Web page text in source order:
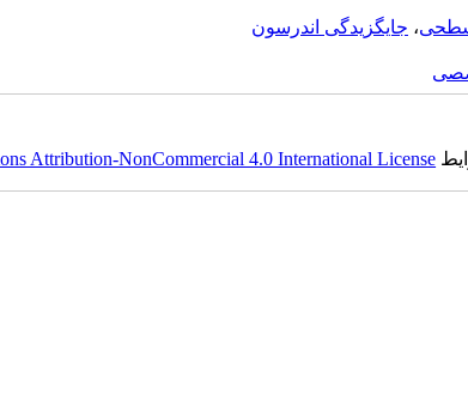
، جایگزیدگی اندرسون
Attribution-NonCommercial 4.0 International License